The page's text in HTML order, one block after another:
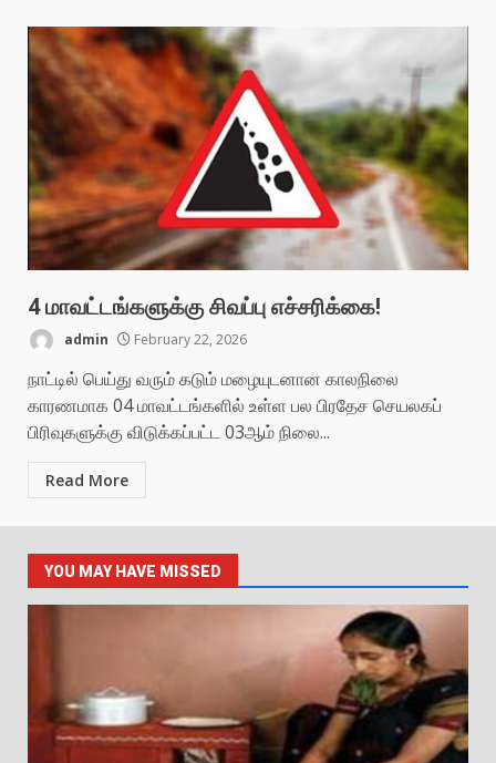
4 மாவட்டங்களுக்கு சிவப்பு எச்சரிக்கை!
admin February 22, 2026
நாட்டில் பெய்து வரும் கடும் மழையுடனான காலநிலை
காரணமாக 04 மாவட்டங்களில் உள்ள பல பிரதேச செயலகப்
பிரிவுகளுக்கு விடுக்கப்பட்ட 03ஆம் நிலை...
Read More
YOU MAY HAVE MISSED